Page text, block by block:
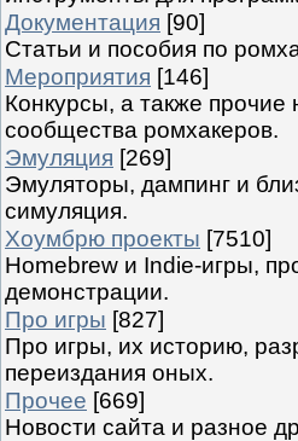
Документация [90]
Статьи и пособия по
Мероприятия [146]
Конкурсы, а также прочие
сообщества ромхакеров.
Эмуляция [269]
Эмуляторы, дампинг и
симуляция.
Хоумбрю проекты [7510]
Homebrew и Indie-игры,
демонстрации.
Про игры [827]
Про игры, их историю,
переиздания оных.
Прочее [669]
Новости сайта и разное